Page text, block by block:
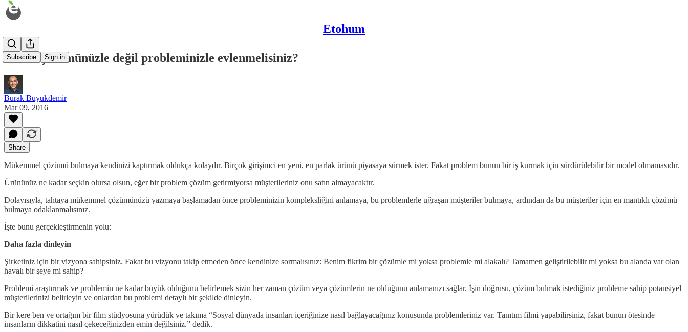
Etohum
Subscribe Sign in
Neden çözümünüzle değil probleminizle evlenmelisiniz?
Burak Buyukdemir
Mar 09, 2016
Share
Mükemmel çözümü bulmaya kendinizi kaptırmak oldukça kolaydır. Birçok girişimci en yeni, en parlak ürünü piyasaya sürmek ister. Fakat problem bunun bir iş kurmak için sürdürülebilir bir model olmamasıdır.
Ürününüz ne kadar seçkin olursa olsun, eğer bir problem çözüm getirmiyorsa müşterileriniz onu satın almayacaktır.
Dolayısıyla, tahtaya mükemmel çözümünüzü yazmaya başlamadan önce probleminizin kompleksliğini anlamaya, bu problemlerle uğraşan müşteriler bulmaya, ardından da bu müşteriler için en mantıklı çözümü
bulmaya odaklanmalısınız.
İşte bunu gerçekleştirmenin yolu:
Daha fazla dinleyin
Şirketiniz için bir vizyona sahipsiniz. Fakat bu vizyonu takip etmeden önce kendinize sormalısınız: Benim fikrim bir çözümle mi yoksa problemle mi alakalı? Tamamen geliştirilebilir mi yoksa bu alanda var olan
havalı bir şeye mi sahip?
Problemi araştırmak ve problemin ne kadar büyük olduğunu belirlemek sizin her zaman çözüm veya çözümlerin ne olduğunu anlamanızı sağlar. İşin doğrusu, çözüm bulmak istediğiniz probleme sahip potansiyel
müşterilerinizi belirleyin ve onlardan bu problemi detaylı bir şekilde dinleyin.
Bir kere ben ve ortağım bir film stüdyosuna yürüdük ve takıma “Sosyal dünyada insanları içeriğinize nasıl bağlayacağınız konusunda problemleriniz var. Tanıtım filmi yapabilirsiniz, fakat bunun ötesinde
insanların dikkatini nasıl çekeceğinizden emin değilsiniz.” dedik.